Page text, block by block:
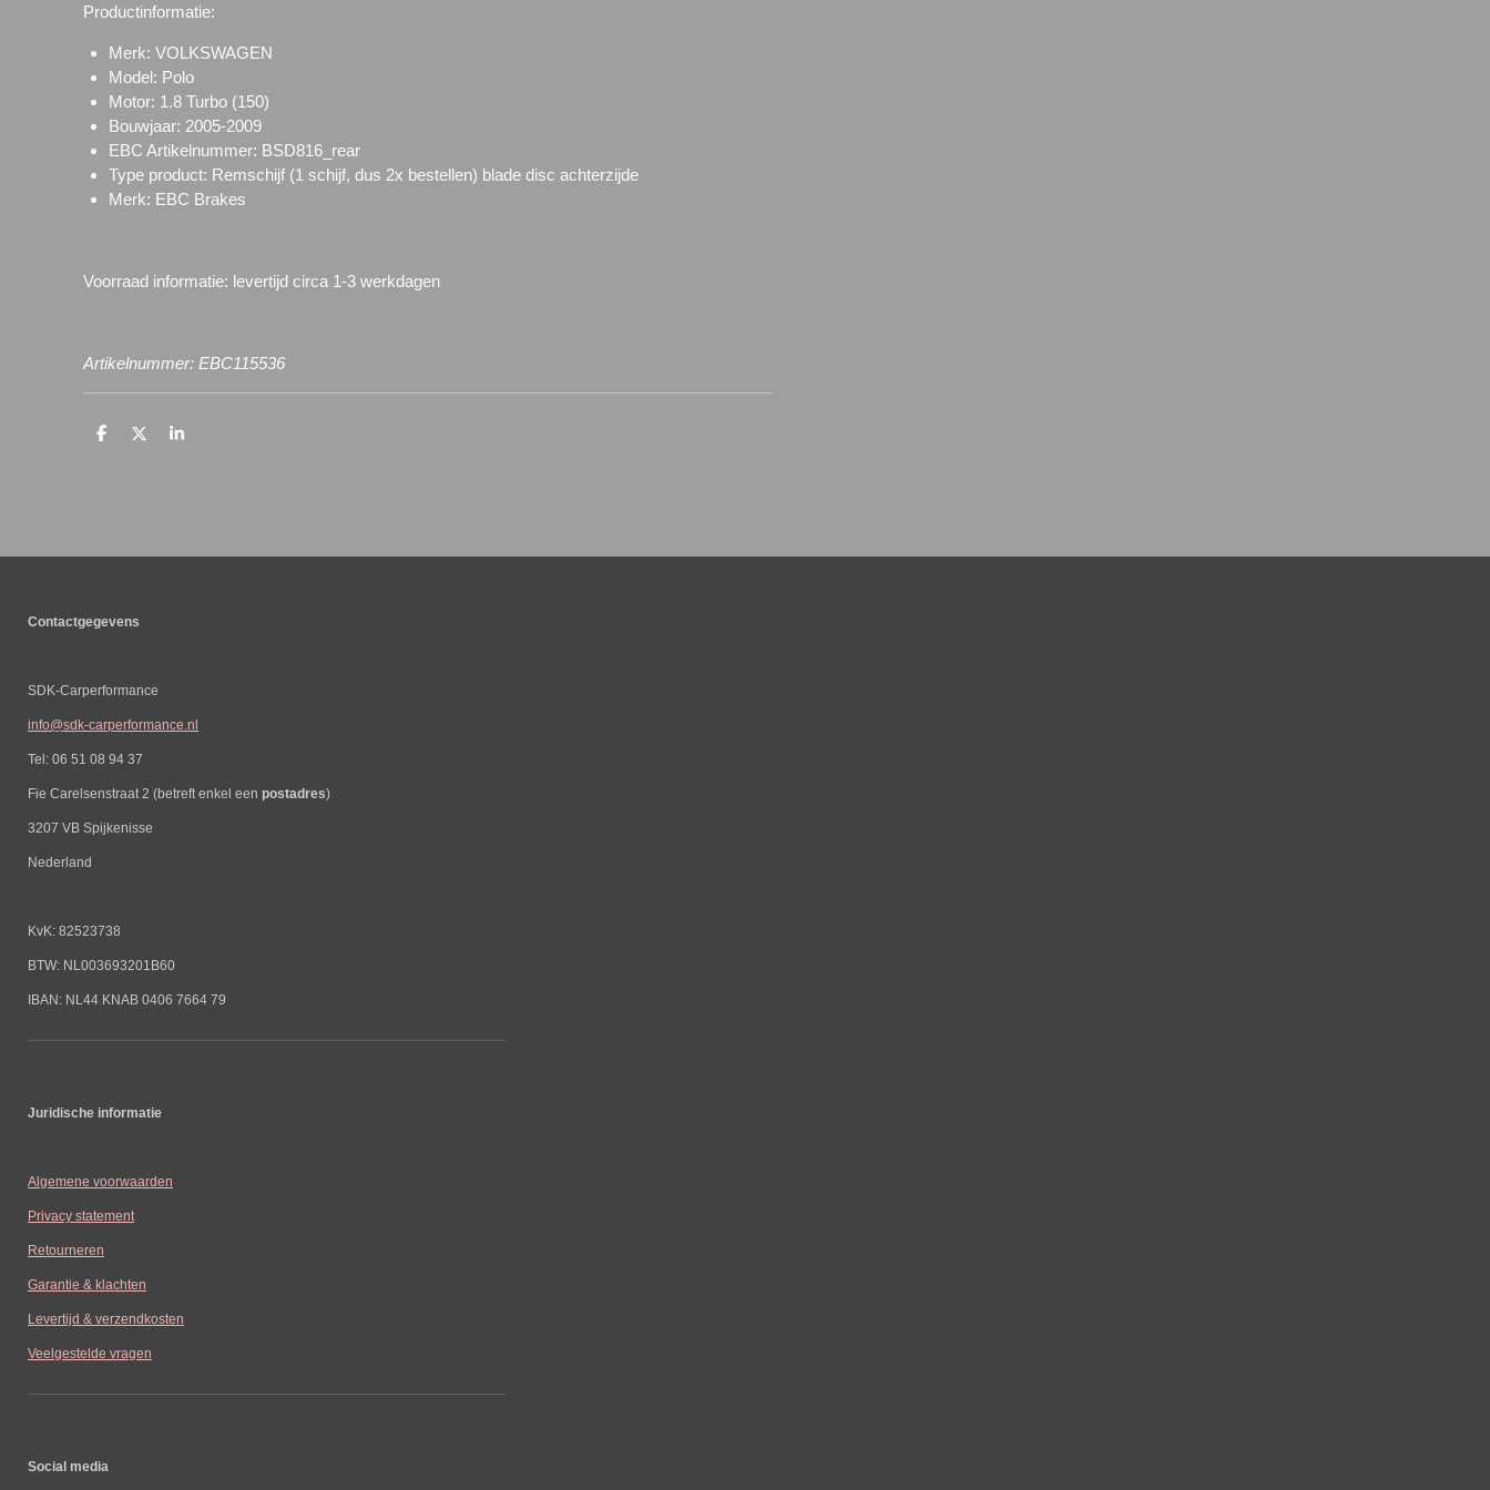
Productinformatie:
Merk: VOLKSWAGEN
Model: Polo
Motor: 1.8 Turbo (150)
Bouwjaar: 2005-2009
EBC Artikelnummer: BSD816_rear
Type product: Remschijf (1 schijf, dus 2x bestellen) blade disc achterzijde
Merk: EBC Brakes
Voorraad informatie: levertijd circa 1-3 werkdagen
Artikelnummer: EBC115536
D
D
S
Contactgegevens
SDK-Carperformance
info@sdk-carperformance.nl
Tel: 06 51 08 94 37
Fie Carelsenstraat 2 (betreft enkel een postadres)
3207 VB Spijkenisse
Nederland
KvK: 82523738
BTW: NL003693201B60
IBAN: NL44 KNAB 0406 7664 79
Juridische informatie
Algemene voorwaarden
Privacy statement
Retourneren
Garantie & klachten
Levertijd & verzendkosten
Veelgestelde vragen
Social media